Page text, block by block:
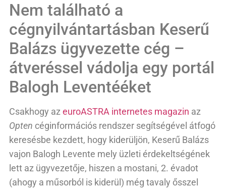
Nem található a
cégnyilvántartásban Keserű
Balázs ügyvezette cég –
átveréssel vádolja egy portál
Balogh Leventééket
Csakhogy azeuroASTRA internetes magazin az
Opten céginformációs rendszer segítségével átfogó
keresésbe kezdett, hogy kiderüljön, Keserű Balázs
vajon Balogh Levente mely üzleti érdekeltségének
lett az ügyvezetője, hiszen a mostani, 2. évadot
(ahogy a műsorból is kiderül) még tavaly ősszel